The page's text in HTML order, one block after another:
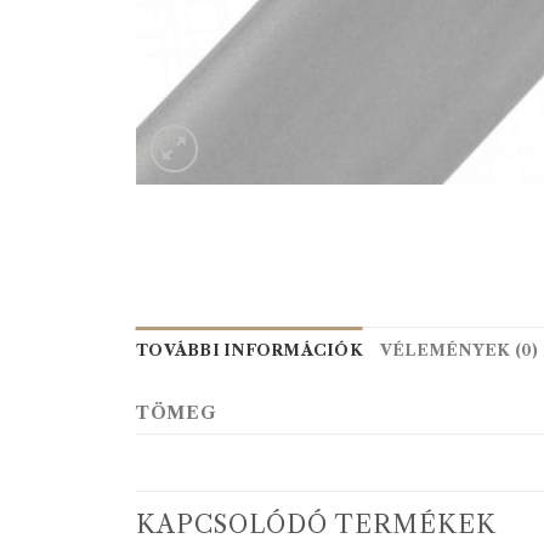
TOVÁBBI INFORMÁCIÓK VÉLEMÉNYEK (0)
TÖMEG
KAPCSOLÓDÓ TERMÉKEK